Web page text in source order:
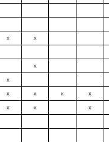
X X
X
X
X X X X
X X X